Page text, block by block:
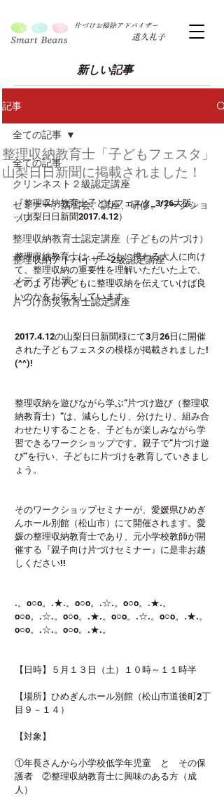
片づけお掃除アドバイザー
道久礼子
新しい記事
記事
全ての記事
クリンネスト２級認定講座
セミナー、講習会、講座、研修、ワークショ
ップ
整理収納教育士認定講座（子どもの片づけ）
整理収納アドバイザー2級認定講座
メディア出演
片づけ防災教育士認定講座
全ての記事
整理収納教育士「子どもフェスタ」
山梨日日新聞に掲載されました！
『整理収納教育士子どもフェスタ_3/26大阪』
（山梨日日新聞2017.4.12）
整理収納教育士は、子どもに携わる大人に向け
て、整理収納の重要性を理解いただいた上で、
どのように子どもに整理収納を伝えていけば良
いのかをお伝えしています。
2017.4.12の山梨日日新聞様にて3月26日に開催
された子どもフェスタの模様が掲載されました!
(^^)!
整理収納を遊びながら学ぶ“片づけ遊び（整理収
納教育士）”は、減らしたり、分けたり、組み合
わせたりすることを、子どもが楽しみながら学
習できるワークショップです。親子で“片づけ遊
び”を行い、子どもに片づけを教育していきまし
ょう。
そのワークショップセミナーが、愛媛県ひめぎ
んホール別館（松山市）にて開催されます。愛
媛の整理収納教育士であり、元小学校教師が開
催する『親子向け片づけセミナー』に是非お越
しください!!
.。o○o。.★.。o○o。.☆.。o○o。.★.。
o○o。.☆.。o○o。.★.。o○o。.☆.。o○o。.★.。
o○o。.☆.。o○o。.★.。
【日時】５月１３日（土）１０時～１１時半
【場所】ひめぎんホール別館（松山市道後町2丁
目９－１４）
【対象】
①年長さんから小学校低学年児童　と　その保
護者　②整理収納教育士に興味のある方（成
人）